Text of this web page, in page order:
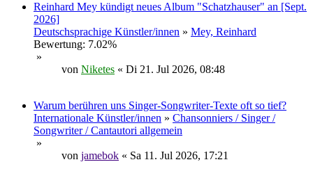
Reinhard Mey kündigt neues Album "Schatzhauser" an [Sept.
2026]
Deutschsprachige Künstler/innen » Mey, Reinhard
Bewertung: 7.02%
»
von Niketes « Di 21. Jul 2026, 08:48
Warum berühren uns Singer-Songwriter-Texte oft so tief?
Internationale Künstler/innen » Chansonniers / Singer /
Songwriter / Cantautori allgemein
»
von jamebok « Sa 11. Jul 2026, 17:21